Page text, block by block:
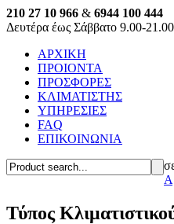
210 27 10 966 & 6944 100 444
Δευτέρα έως Σάββατο 9.00-21.00
ΑΡΧΙΚΗ
ΠΡΟΙΟΝΤΑ
ΠΡΟΣΦΟΡΕΣ
ΚΛΙΜΑΤΙΣΤΗΣ
ΥΠΗΡΕΣΙΕΣ
FAQ
ΕΠΙΚΟΙΝΩΝΙΑ
Τύπος